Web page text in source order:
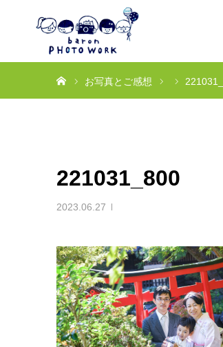
お写真とご感想
221031_800
2023.06.27